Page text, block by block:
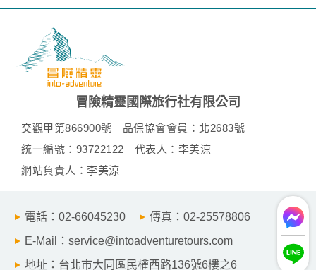
冒險精靈國際旅行社有限公司
交觀甲第866900號
品保協會會員：北2683號
統一編號：93722122
代表人：李美涼
網站負責人：李美涼
電話：02-66045230
傳真：02-25578806
E-Mail：service@intoadventuretours.com
地址：台北市大同區民權西路136號6樓之6